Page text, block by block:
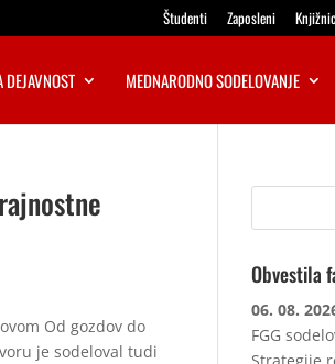
Študenti Zaposleni
MEDNARODNO SODELOVANJE
Od gozdov do
je sodeloval tudi
Obvestila
06. 08.
FGG